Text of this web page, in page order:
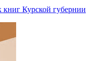
Курской губернии